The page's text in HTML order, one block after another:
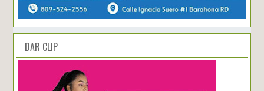
DAR CLIP